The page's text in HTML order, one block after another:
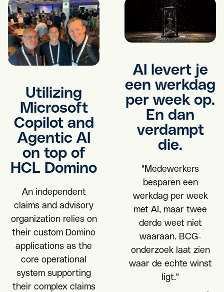
Utilizing
Microsoft
Copilot and
Agentic AI
on top of
HCL Domino
An independent
claims and advisory
organization relies on
their custom Domino
applications as the
core operational
system supporting
their complex claims
AI levert je
een werkdag
per week op.
En dan
verdampt
die.
"Medewerkers
besparen een
werkdag per week
met AI, maar twee
derde weet niet
waaraan. BCG-
onderzoek laat zien
waar de echte winst
ligt."